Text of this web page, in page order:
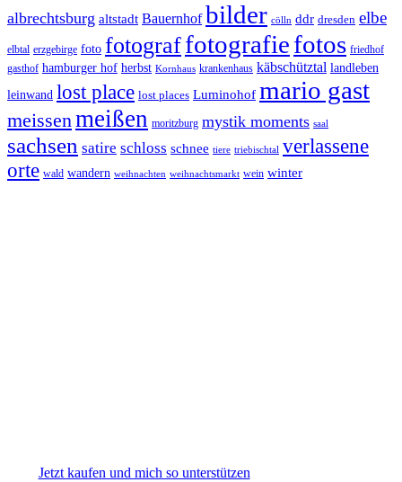
albrechtsburg altstadt Bauernhof bilder cölln ddr dresden elbe
elbtal erzgebirge foto fotograffotografiefotos friedhof
gasthof hamburger hof herbst Kornhaus krankenhaus käbschütztal landleben
leinwand lost place lost places Luminohof mario gast
meissenmeißen moritzburg mystik moments saal
sachsen satire schloss schnee tiere triebischtal verlassene
orte wald wandern weihnachten weihnachtsmarkt wein winter
Jetzt kaufen und mich so unterstützen